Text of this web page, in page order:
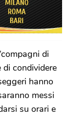
di
di condividere
hanno
messi
su orari e